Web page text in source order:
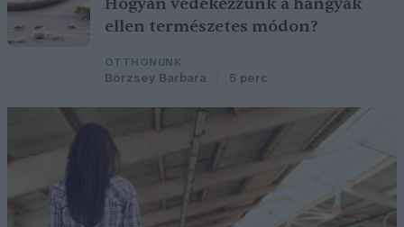
Hogyan védekezzünk a hangyák
ellen természetes módon?
OTTHONUNK
Börzsey Barbara 5 perc